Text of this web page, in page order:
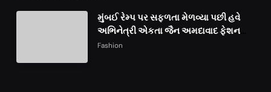
મુંબઈ રેમ્પ પર સફળતા મેળવ્યા પછી હવે
અભિનેત્રી એકતા જૈન અમદાવાદ ફેશન
વીકમાં પોતાની પ્રતિભા પ્રદર્શિત કરશે
Fashion